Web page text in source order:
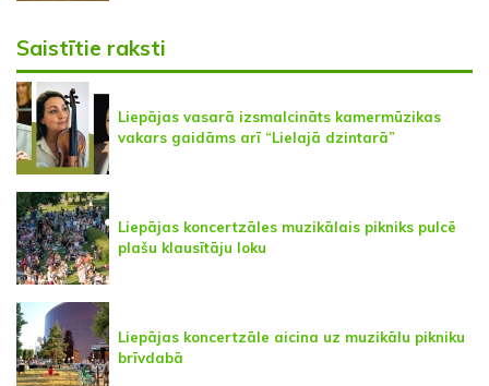
Saistītie raksti
Liepājas vasarā izsmalcināts kamermūzikas
vakars gaidāms arī “Lielajā dzintarā”
Liepājas koncertzāles muzikālais pikniks pulcē
plašu klausītāju loku
Liepājas koncertzāle aicina uz muzikālu pikniku
brīvdabā